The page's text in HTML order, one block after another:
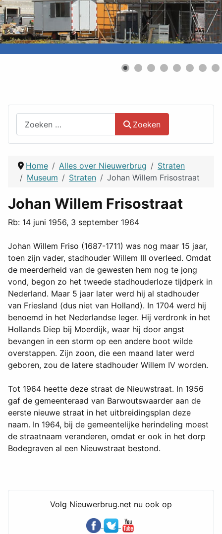
Zoeken
Home Alles over Nieuwerbrug
Straten
Museum
Straten Johan Willem Frisostraat
Johan Willem Frisostraat
Rb: 14 juni 1956, 3 september 1964
Johan Willem Friso (1687-1711) was nog maar 15 jaar,
toen zijn vader, stadhouder Willem III overleed. Omdat
de meerderheid van de gewesten hem nog te jong
vond, begon zo het tweede stadhouderloze tijdperk in
Nederland. Maar 5 jaar later werd hij al stadhouder
van Friesland (dus niet van Holland). In 1704 werd hij
benoemd in het Nederlandse leger. Hij verdronk in het
Hollands Diep bij Moerdijk, waar hij door angst
bevangen in een storm op een andere boot wilde
overstappen. Zijn zoon, die een maand later werd
geboren, zou de latere stadhouder Willem IV worden.
Tot 1964 heette deze straat de Nieuwstraat. In 1956
gaf de gemeenteraad van Barwoutswaarder aan de
eerste nieuwe straat in het uitbreidingsplan deze
naam. In 1964, bij de gemeentelijke herindeling moest
de straatnaam veranderen, omdat er ook in het dorp
Bodegraven al een Nieuwstraat bestond.
Volg Nieuwerbrug.net nu ook op